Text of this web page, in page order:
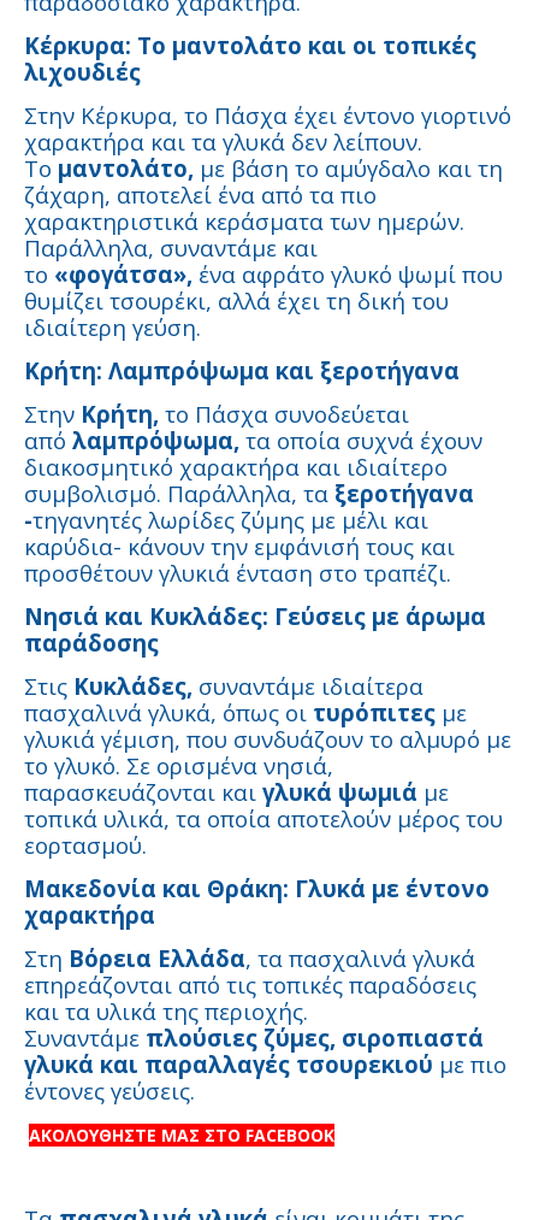
Κέρκυρα: Το μαντολάτο και οι τοπικές
λιχουδιές
Στην Κέρκυρα, το Πάσχα έχει έντονο γιορτινό
χαρακτήρα και τα γλυκά δεν λείπουν.
Το μαντολάτο, με βάση το αμύγδαλο και τη
ζάχαρη, αποτελεί ένα από τα πιο
χαρακτηριστικά κεράσματα των ημερών.
Παράλληλα, συναντάμε και
το «φογάτσα», ένα αφράτο γλυκό ψωμί που
θυμίζει τσουρέκι, αλλά έχει τη δική του
ιδιαίτερη γεύση.
Κρήτη: Λαμπρόψωμα και ξεροτήγανα
Στην Κρήτη, το Πάσχα συνοδεύεται
από λαμπρόψωμα, τα οποία συχνά έχουν
διακοσμητικό χαρακτήρα και ιδιαίτερο
συμβολισμό. Παράλληλα, τα ξεροτήγανα
-τηγανητές λωρίδες ζύμης με μέλι και
καρύδια- κάνουν την εμφάνισή τους και
προσθέτουν γλυκιά ένταση στο τραπέζι.
Νησιά και Κυκλάδες: Γεύσεις με άρωμα
παράδοσης
Στις Κυκλάδες, συναντάμε ιδιαίτερα
πασχαλινά γλυκά, όπως οι τυρόπιτες με
γλυκιά γέμιση, που συνδυάζουν το αλμυρό με
το γλυκό. Σε ορισμένα νησιά,
παρασκευάζονται και γλυκά ψωμιά με
τοπικά υλικά, τα οποία αποτελούν μέρος του
εορτασμού.
Μακεδονία και Θράκη: Γλυκά με έντονο
χαρακτήρα
Στη Βόρεια Ελλάδα, τα πασχαλινά γλυκά
επηρεάζονται από τις τοπικές παραδόσεις
και τα υλικά της περιοχής.
Συναντάμε πλούσιες ζύμες, σιροπιαστά
γλυκά και παραλλαγές τσουρεκιού με πιο
έντονες γεύσεις.
ΑΚΟΛΟΥΘΗΣΤΕ ΜΑΣ ΣΤΟ FACEBOOK